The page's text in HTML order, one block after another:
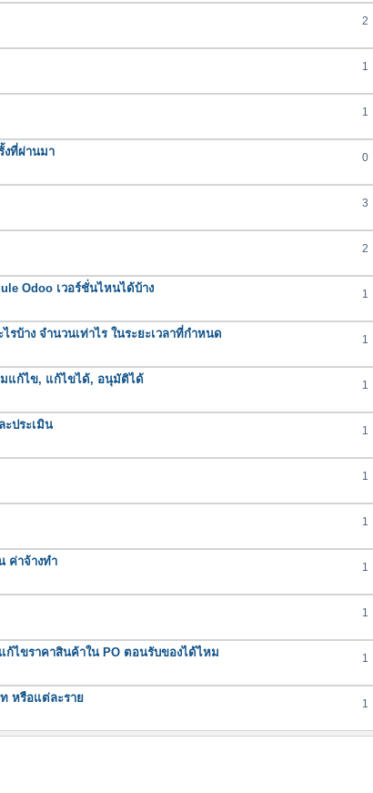
2
1
1
งที่ผ่านมา 0
3
2
Odoo เวอร์ชั่นไหนได้บ้าง 1
บ้าง จำนวนเท่าไร ในระยะเวลาที่กำหนด 1
มแก้ไข, แก้ไขได้, อนุมัติได้ 1
ะประเมิน 1
1
1
ค่าจ้างทำ 1
1
ไขราคาสินค้าใน PO ตอนรับของได้ไหม 1
หรือแต่ละราย 1